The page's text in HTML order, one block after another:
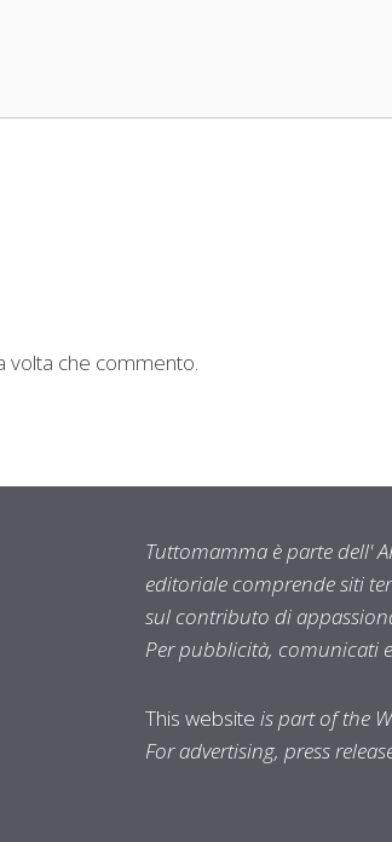
volta che commento.
Tuttomamma è parte dell'
editoriale comprende siti
sul contributo di
Per pubblicità, comunicati
This website is part of the
For advertising, press